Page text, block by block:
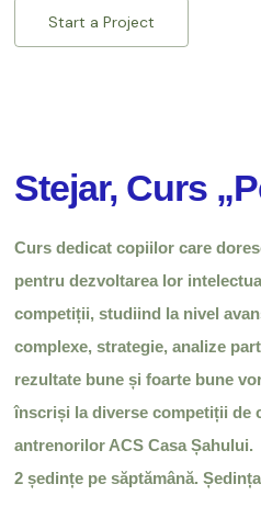
Start a Project
Stejar, Curs
Curs dedicat copiilor care
pentru dezvoltarea lor
competiții, studiind la nivel
complexe, strategie, analize
rezultate bune și foarte bune
înscriși la diverse competiții de
antrenorilor ACS Casa Șahului.
2 ședințe pe săptămână.